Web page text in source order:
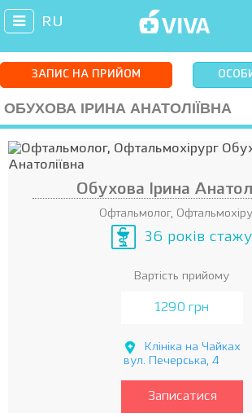
RU
ЗАПИС НА ПРИЙОМ
ОБУХОВА ІРИНА АНАТОЛІЇВНА
Обухова Ірина
Офтальмолог,
36 років стажу
Вартість прийому
1290 грн
Клініка на Чайках
вул. Печерська, 4
Записатися